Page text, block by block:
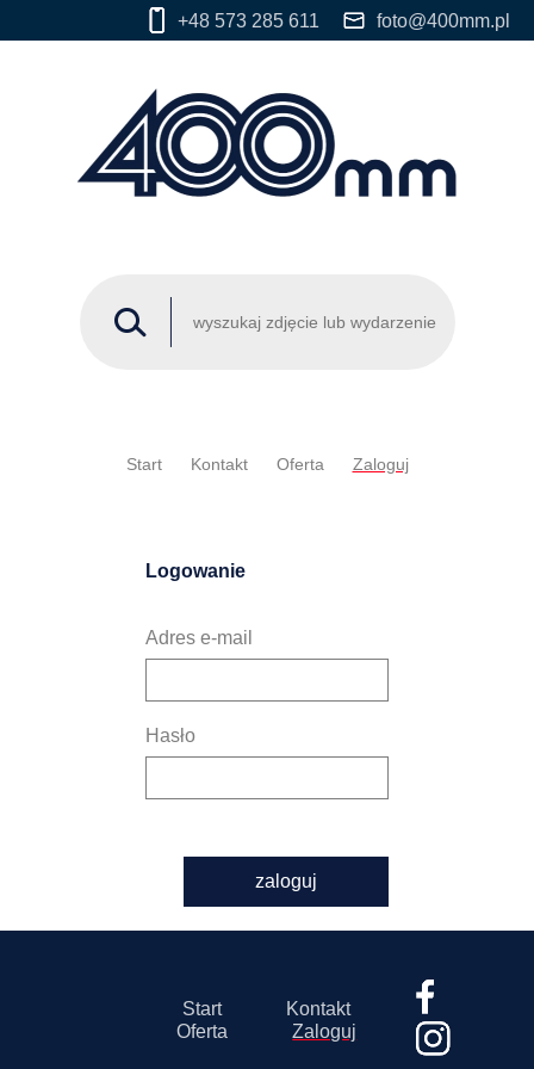
+48 573 285 611 foto@400mm.pl
Start Kontakt Oferta Zaloguj
Logowanie
Adres e-mail
Hasło
zaloguj
Start
Kontakt
Oferta
Zaloguj